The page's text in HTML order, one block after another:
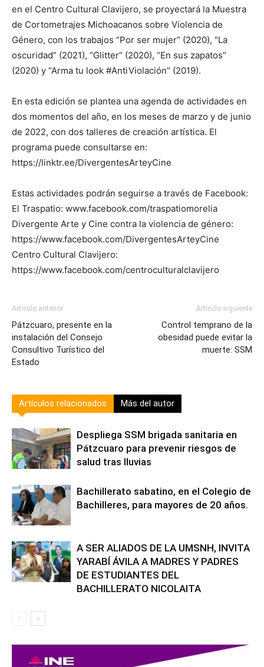
en el Centro Cultural Clavijero, se proyectará la Muestra
de Cortometrajes Michoacanos sobre Violencia de
Género, con los trabajos “Por ser mujer” (2020), “La
oscuridad” (2021), “Glitter” (2020), “En sus zapatos”
(2020) y “Arma tu look #AntiViolación” (2019).
En esta edición se plantea una agenda de actividades en
dos momentos del año, en los meses de marzo y de junio
de 2022, con dos talleres de creación artística. El
programa puede consultarse en:
https://linktr.ee/DivergentesArteyCine
Estas actividades podrán seguirse a través de Facebook:
El Traspatio: www.facebook.com/traspatiomorelia
Divergente Arte y Cine contra la violencia de género:
https://www.facebook.com/DivergentesArteyCine
Centro Cultural Clavijero:
https://www.facebook.com/centroculturalclavijero
Artículo anterior
Pátzcuaro, presente en la
instalación del Consejo
Consultivo Turístico del
Estado
Artículo siguiente
Control temprano de la
obesidad puede evitar la
muerte: SSM
Artículos relacionados Más del autor
Despliega SSM brigada sanitaria en
Pátzcuaro para prevenir riesgos de
salud tras lluvias
Bachillerato sabatino, en el Colegio de
Bachilleres, para mayores de 20 años.
A SER ALIADOS DE LA UMSNH, INVITA
YARABÍ ÁVILA A MADRES Y PADRES
DE ESTUDIANTES DEL
BACHILLERATO NICOLAITA